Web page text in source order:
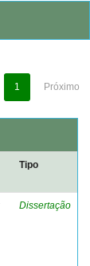
1 Próximo
Tipo
Dissertação